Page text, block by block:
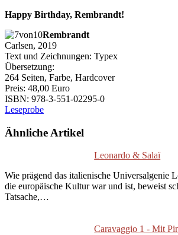
Happy Birthday, Rembrandt!
Rembrandt
Carlsen, 2019
Text und Zeichnungen: Typex
Übersetzung:
264 Seiten, Farbe, Hardcover
Preis: 48,00 Euro
ISBN: 978-3-551-02295-0
Leseprobe
Ähnliche Artikel
Leonardo & Salaï
Wie prägend das italienische Universalgenie
die europäische Kultur war und ist, beweist
Tatsache,…
Caravaggio 1 - Mit